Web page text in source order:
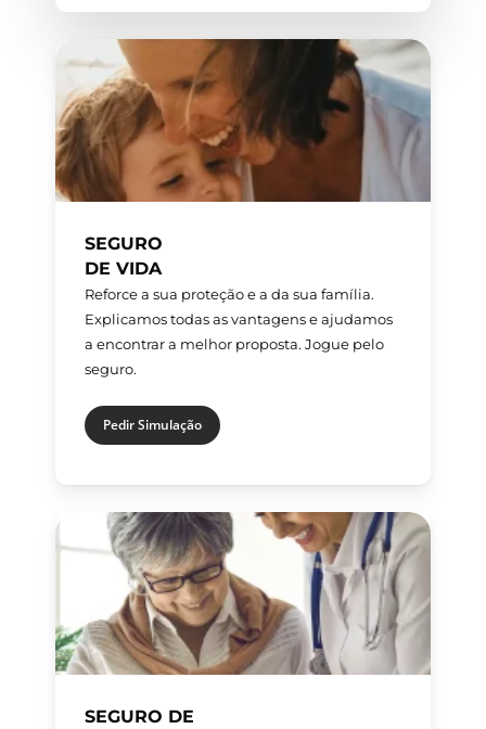
SEGURO
DE VIDA
Reforce a sua proteção e a da sua família.
Explicamos todas as vantagens e ajudamos
a encontrar a melhor proposta. Jogue pelo
seguro.
Pedir Simulação
SEGURO DE